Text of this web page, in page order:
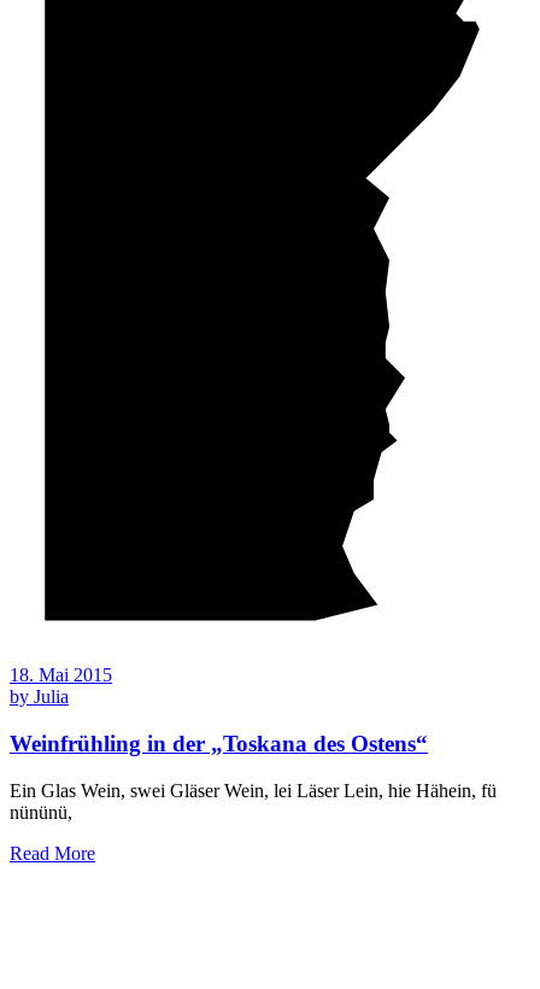
18. Mai 2015
by Julia
Weinfrühling in der „Toskana des Ostens“
Ein Glas Wein, swei Gläser Wein, lei Läser Lein, hie Hähein, fü
nününü,
Read More